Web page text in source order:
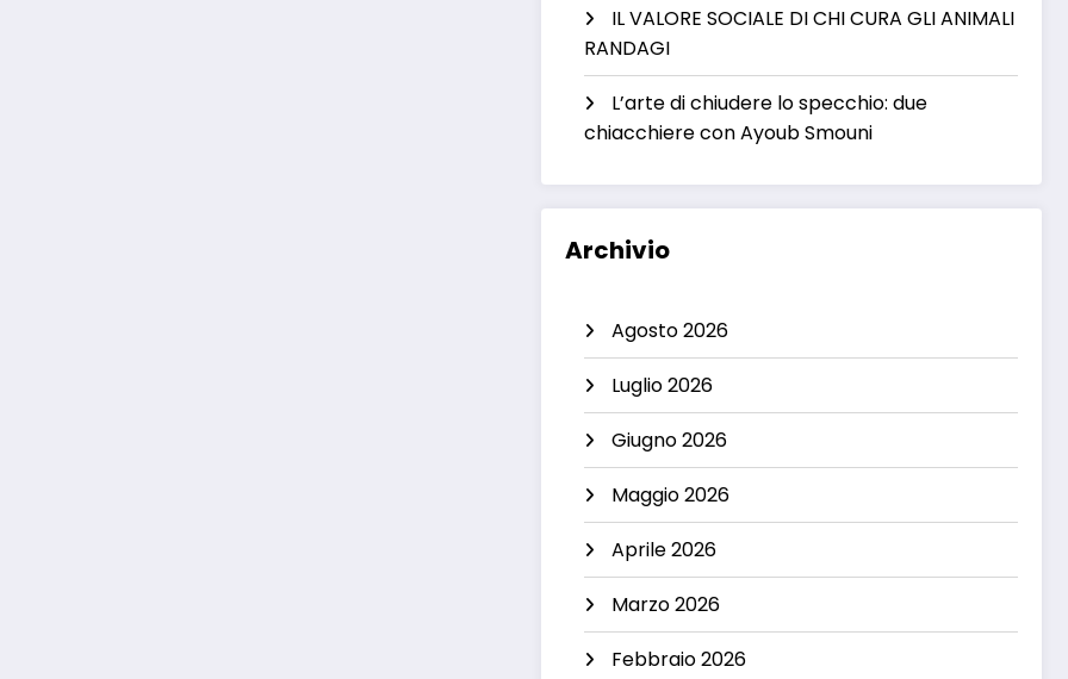
IL VALORE SOCIALE DI CHI CURA GLI ANIMALI
RANDAGI
L’arte di chiudere lo specchio: due
chiacchiere con Ayoub Smouni
Archivio
Agosto 2026
Luglio 2026
Giugno 2026
Maggio 2026
Aprile 2026
Marzo 2026
Febbraio 2026